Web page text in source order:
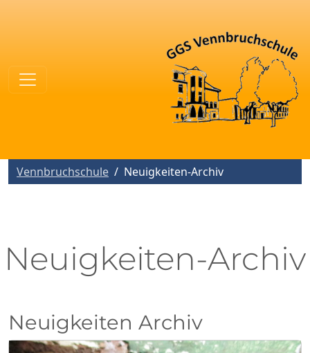
Vennbruchschule Neuigkeiten-Archiv
Neuigkeiten-Archiv
Neuigkeiten Archiv